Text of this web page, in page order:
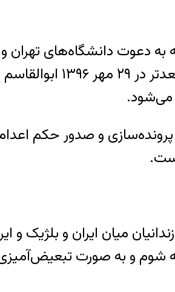
۱۳۹۵ بازداشت و
می‌شود.
پرونده‌سازی و صدور حکم
میان ایران و بلژیک
شوم و به صورت